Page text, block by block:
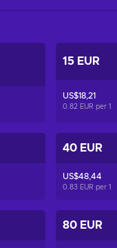
15 EUR
US$18,21
0.82 EUR per 1
40 EUR
US$48,44
0.83 EUR per 1
80 EUR